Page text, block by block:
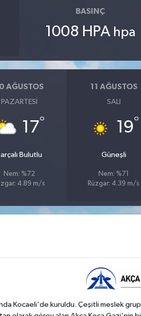
BASINÇ
1008 HPA hpa
AĞUSTOS
PAZARTESI
17°
Bulutlu
Nem: %72
4.89 m/s
11 AĞUSTOS
SALI
19°
Güneşli
Nem: %71
Rüzgar: 4.39 m/s
Kocaeli'de kuruldu. Çeşitli meslek